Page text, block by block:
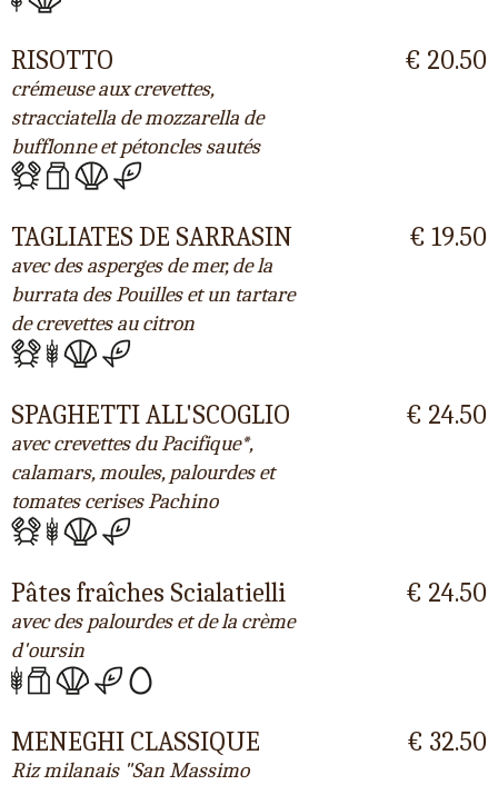
RISOTTO
crémeuse aux crevettes,
stracciatella de mozzarella de
bufflonne et pétoncles sautés
€ 20.50
TAGLIATES DE SARRASIN
avec des asperges de mer, de la
burrata des Pouilles et un tartare
de crevettes au citron
€ 19.50
SPAGHETTI ALL'SCOGLIO
avec crevettes du Pacifique*,
calamars, moules, palourdes et
tomates cerises Pachino
€ 24.50
Pâtes fraîches Scialatielli
avec des palourdes et de la crème
d'oursin
€ 24.50
MENEGHI CLASSIQUE
Riz milanais "San Massimo
€ 32.50